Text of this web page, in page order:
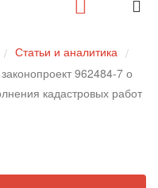
/ Статьи и аналитика /
962484-7 о
кадастровых работ